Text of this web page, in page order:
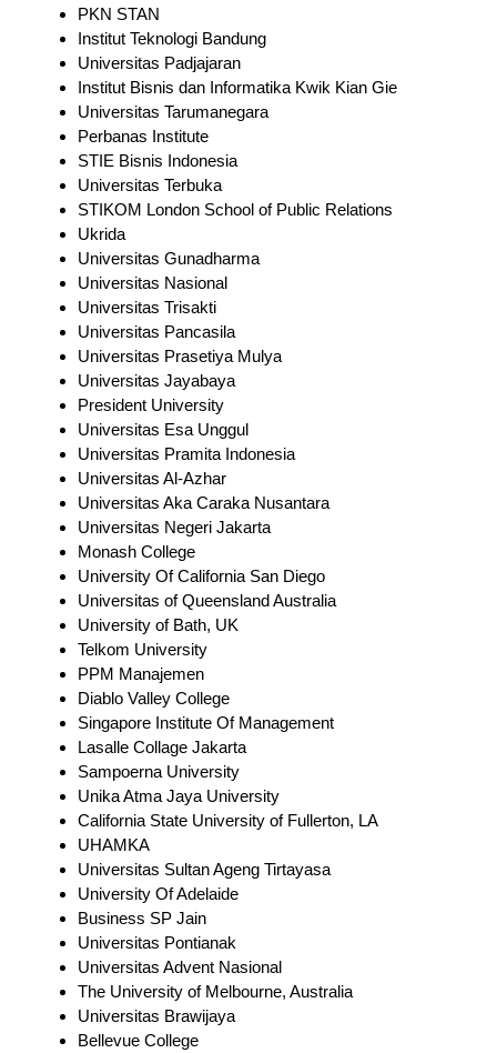
PKN STAN
Institut Teknologi Bandung
Universitas Padjajaran
Institut Bisnis dan Informatika Kwik Kian Gie
Universitas Tarumanegara
Perbanas Institute
STIE Bisnis Indonesia
Universitas Terbuka
STIKOM London School of Public Relations
Ukrida
Universitas Gunadharma
Universitas Nasional
Universitas Trisakti
Universitas Pancasila
Universitas Prasetiya Mulya
Universitas Jayabaya
President University
Universitas Esa Unggul
Universitas Pramita Indonesia
Universitas Al-Azhar
Universitas Aka Caraka Nusantara
Universitas Negeri Jakarta
Monash College
University Of California San Diego
Universitas of Queensland Australia
University of Bath, UK
Telkom University
PPM Manajemen
Diablo Valley College
Singapore Institute Of Management
Lasalle Collage Jakarta
Sampoerna University
Unika Atma Jaya University
California State University of Fullerton, LA
UHAMKA
Universitas Sultan Ageng Tirtayasa
University Of Adelaide
Business SP Jain
Universitas Pontianak
Universitas Advent Nasional
The University of Melbourne, Australia
Universitas Brawijaya
Bellevue College